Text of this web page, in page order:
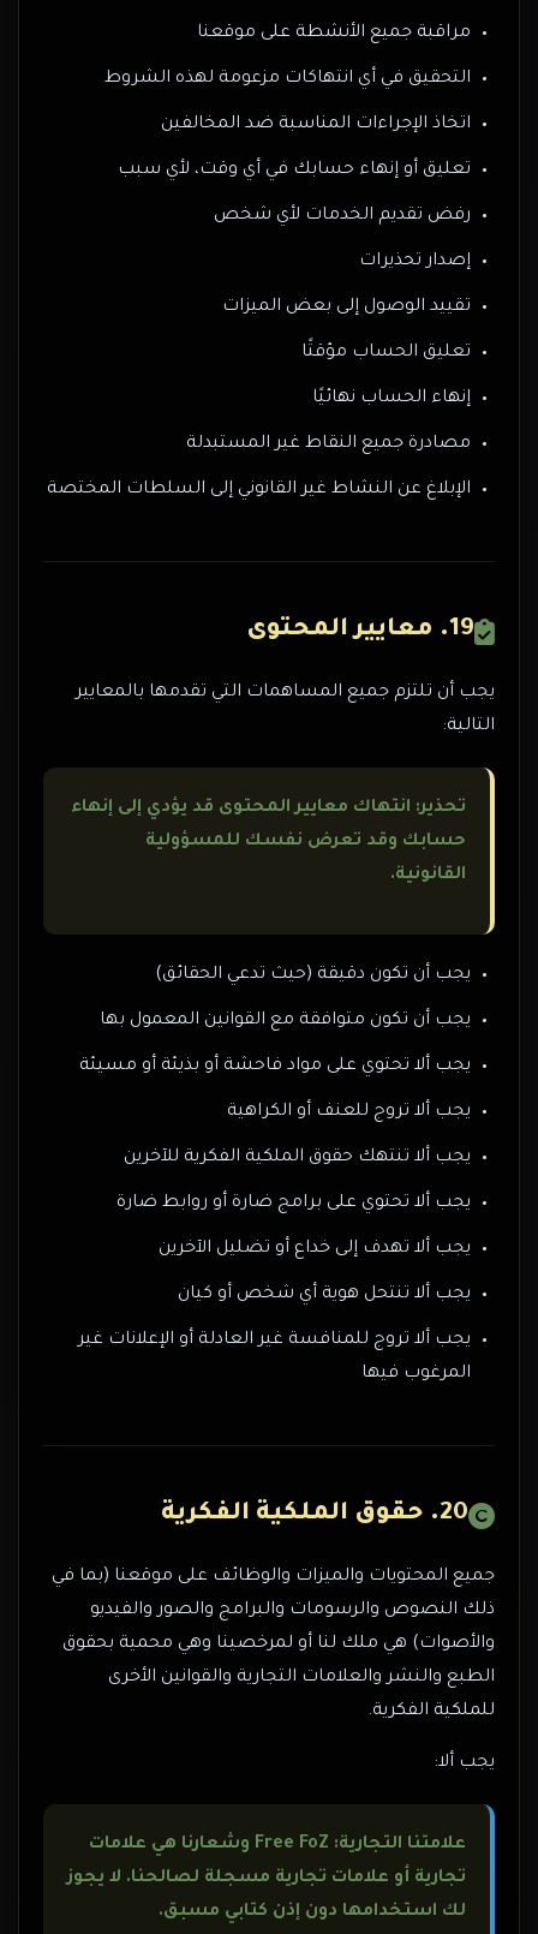
مراقبة جميع الأنشطة على موقعنا
التحقيق في أي انتهاكات مزعومة لهذه الشروط
اتخاذ الإجراءات المناسبة ضد المخالفين
تعليق أو إنهاء حسابك في أي وقت، لأي سبب
رفض تقديم الخدمات لأي شخص
إصدار تحذيرات
تقييد الوصول إلى بعض الميزات
تعليق الحساب مؤقتًا
إنهاء الحساب نهائيًا
مصادرة جميع النقاط غير المستبدلة
الإبلاغ عن النشاط غير القانوني إلى السلطات المختصة
19. معايير المحتوى
يجب أن تلتزم جميع المساهمات التي تقدمها بالمعايير
التالية:
تحذير: انتهاك معايير المحتوى قد يؤدي إلى إنهاء
حسابك وقد تعرض نفسك للمسؤولية
القانونية.
يجب أن تكون دقيقة (حيث تدعي الحقائق)
يجب أن تكون متوافقة مع القوانين المعمول بها
يجب ألا تحتوي على مواد فاحشة أو بذيئة أو مسيئة
يجب ألا تروج للعنف أو الكراهية
يجب ألا تنتهك حقوق الملكية الفكرية للآخرين
يجب ألا تحتوي على برامج ضارة أو روابط ضارة
يجب ألا تهدف إلى خداع أو تضليل الآخرين
يجب ألا تنتحل هوية أي شخص أو كيان
يجب ألا تروج للمنافسة غير العادلة أو الإعلانات غير
المرغوب فيها
20. حقوق الملكية الفكرية
جميع المحتويات والميزات والوظائف على موقعنا (بما في
ذلك النصوص والرسومات والبرامج والصور والفيديو
والأصوات) هي ملك لنا أو لمرخصينا وهي محمية بحقوق
الطبع والنشر والعلامات التجارية والقوانين الأخرى
للملكية الفكرية.
يجب ألا:
علامتنا التجارية: Free FoZ وشعارنا هي علامات
تجارية أو علامات تجارية مسجلة لصالحنا. لا يجوز
لك استخدامها دون إذن كتابي مسبق.